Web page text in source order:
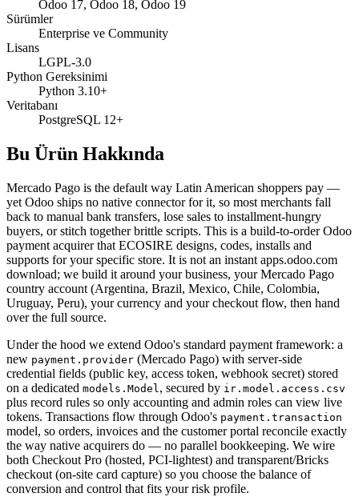
Odoo 17, Odoo 18, Odoo 19
Sürümler
Enterprise ve Community
Lisans
LGPL-3.0
Python Gereksinimi
Python 3.10+
Veritabanı
PostgreSQL 12+
Bu Ürün Hakkında
Mercado Pago is the default way Latin American shoppers pay —
yet Odoo ships no native connector for it, so most merchants fall
back to manual bank transfers, lose sales to installment-hungry
buyers, or stitch together brittle scripts. This is a build-to-order Odoo
payment acquirer that ECOSIRE designs, codes, installs and
supports for your specific store. It is not an instant apps.odoo.com
download; we build it around your business, your Mercado Pago
country account (Argentina, Brazil, Mexico, Chile, Colombia,
Uruguay, Peru), your currency and your checkout flow, then hand
over the full source.
Under the hood we extend Odoo's standard payment framework: a
new payment.provider (Mercado Pago) with server-side
credential fields (public key, access token, webhook secret) stored
on a dedicated models.Model, secured by ir.model.access.csv
plus record rules so only accounting and admin roles can view live
tokens. Transactions flow through Odoo's payment.transaction
model, so orders, invoices and the customer portal reconcile exactly
the way native acquirers do — no parallel bookkeeping. We wire
both Checkout Pro (hosted, PCI-lightest) and transparent/Bricks
checkout (on-site card capture) so you choose the balance of
conversion and control that fits your risk profile.